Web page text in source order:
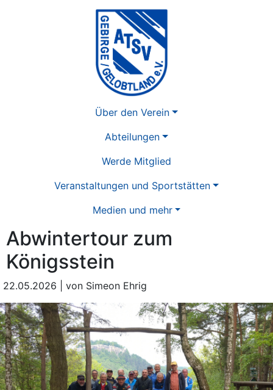
Über den Verein
Abteilungen
Werde Mitglied
Veranstaltungen und Sportstätten
Medien und mehr
Abwintertour zum
Königsstein
22.05.2026 | von Simeon Ehrig